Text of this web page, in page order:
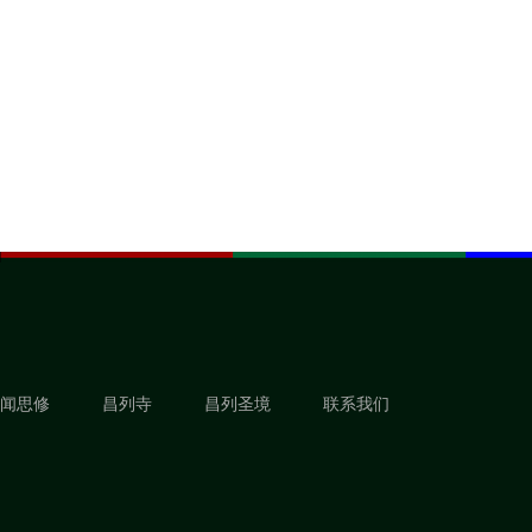
闻思修 昌列寺 昌列圣境 联系我们